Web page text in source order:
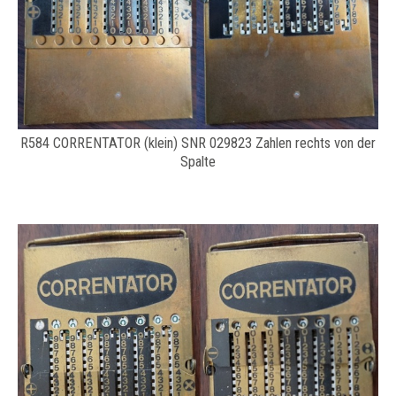
R584 CORRENTATOR (klein) SNR 029823 Zahlen rechts von der
Spalte